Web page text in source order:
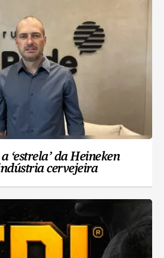
‘estrela’ da Heineken
cervejeira